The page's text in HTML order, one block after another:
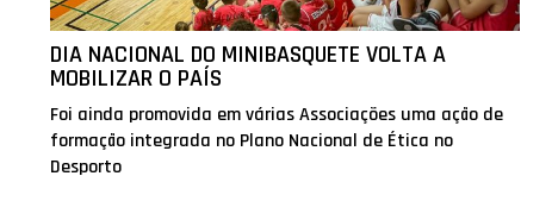
DIA NACIONAL DO MINIBASQUETE VOLTA A
MOBILIZAR O PAÍS
Foi ainda promovida em várias Associações uma ação de
formação integrada no Plano Nacional de Ética no
Desporto